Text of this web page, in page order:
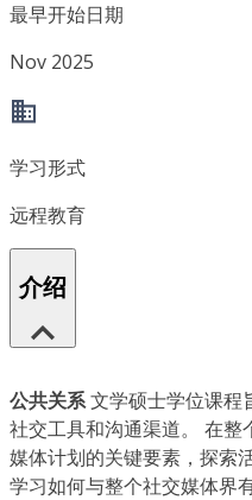
最早开始日期
Nov 2025
学习形式
远程教育
介绍
公共关系文学硕士学位课程
社交工具和沟通渠道。 在
媒体计划的关键要素，探索
学习如何与整个社交媒体界